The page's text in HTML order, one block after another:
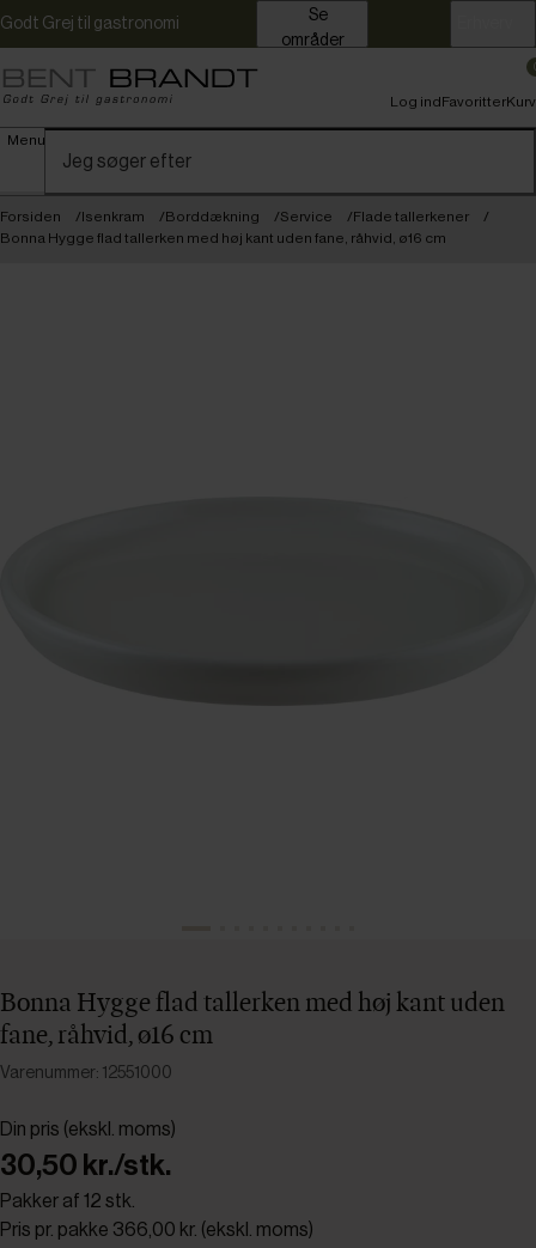
Godt Grej til gastronomi
områder
Menu
Log indFavoritterKurv
Forsiden Isenkram Borddækning Service
Flade tallerkener
Bonna Hygge flad tallerken med høj kant uden fane, råhvid, ø16 cm
Bonna Hygge flad tallerken med høj kant uden
fane, råhvid, ø16 cm
Varenummer: 12551000
Din pris (ekskl. moms)
30,50 kr./stk.
Pakker af 12 stk.
Pris pr. pakke 366,00 kr. (ekskl. moms)